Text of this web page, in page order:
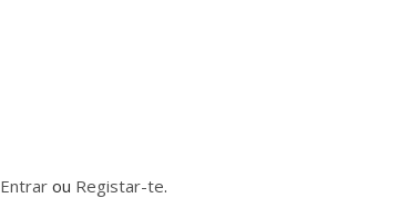
Entrar ou Registar-te.